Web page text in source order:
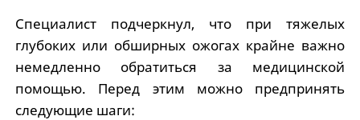
Специалист подчеркнул, что при тяжелых
глубоких или обширных ожогах крайне важно
немедленно обратиться за медицинской
помощью. Перед этим можно предпринять
следующие шаги: